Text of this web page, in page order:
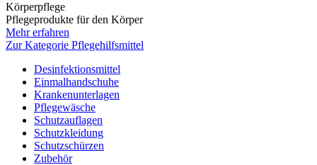
Körperpflege
Pflegeprodukte für den Körper
Mehr erfahren
Zur Kategorie Pflegehilfsmittel
Desinfektionsmittel
Einmalhandschuhe
Krankenunterlagen
Pflegewäsche
Schutzauflagen
Schutzkleidung
Schutzschürzen
Zubehör